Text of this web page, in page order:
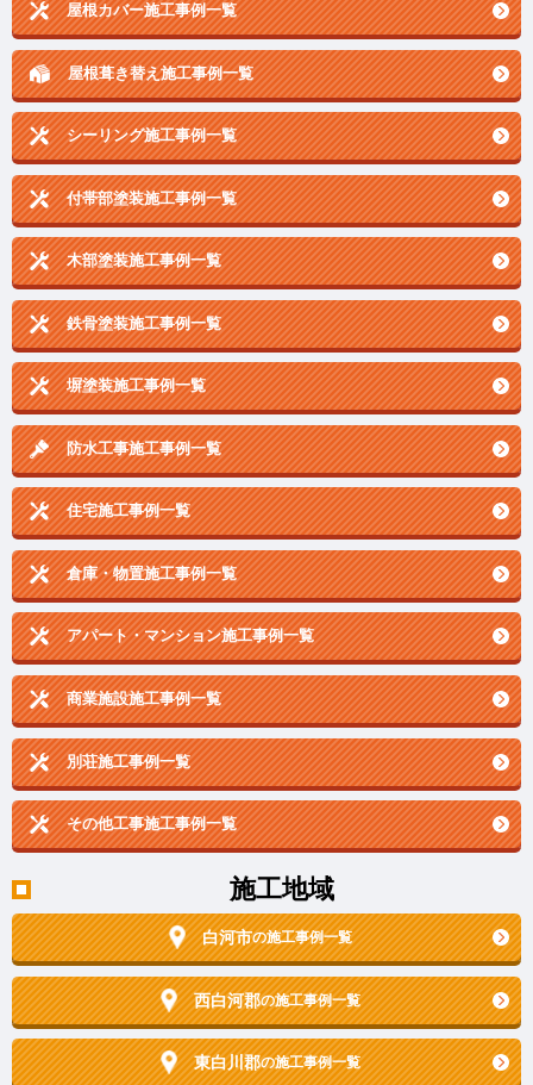
屋根カバー施工事例一覧
屋根葺き替え施工事例一覧
シーリング施工事例一覧
付帯部塗装施工事例一覧
木部塗装施工事例一覧
鉄骨塗装施工事例一覧
塀塗装施工事例一覧
防水工事施工事例一覧
住宅施工事例一覧
倉庫・物置施工事例一覧
アパート・マンション施工事例一覧
商業施設施工事例一覧
別荘施工事例一覧
その他工事施工事例一覧
施工地域
白河市の施工事例一覧
西白河郡の施工事例一覧
東白川郡の施工事例一覧